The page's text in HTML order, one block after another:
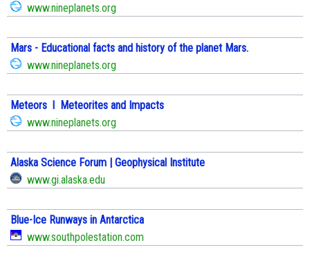
www.nineplanets.org
Mars - Educational facts and history of the planet Mars.
www.nineplanets.org
Meteors l Meteorites and Impacts
www.nineplanets.org
Alaska Science Forum | Geophysical Institute
www.gi.alaska.edu
Blue-Ice Runways in Antarctica
www.southpolestation.com